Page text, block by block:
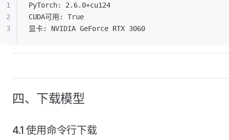
PyTorch: 2.6.0+cu124
CUDA可用: True
显卡: NVIDIA GeForce RTX 3060
四、下载模型
4.1 使用命令行下载